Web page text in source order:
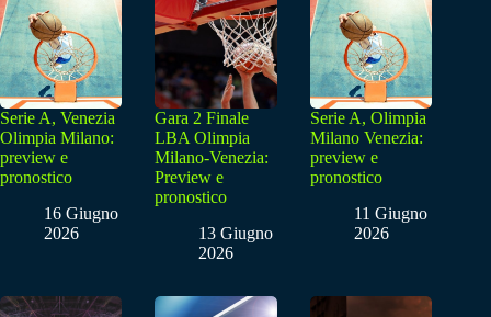
Serie A, Venezia
Olimpia Milano:
preview e
pronostico
16 Giugno
2026
Gara 2 Finale
LBA Olimpia
Milano-Venezia:
Preview e
pronostico
13 Giugno
2026
Serie A, Olimpia
Milano Venezia:
preview e
pronostico
11 Giugno
2026